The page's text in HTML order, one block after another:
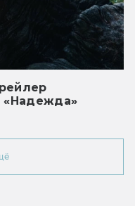
«Надежда»